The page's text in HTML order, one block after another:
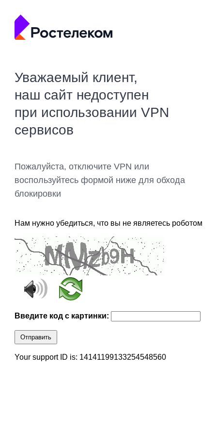
Уважаемый клиент,
наш сайт недоступен
при использовании VPN
сервисов
Пожалуйста, отключите VPN или
воспользуйтесь формой ниже для обхода
блокировки
Нам нужно убедиться, что вы не являетесь роботом
Введите код с картинки:
Отправить
Your support ID is: 14141199133254548560